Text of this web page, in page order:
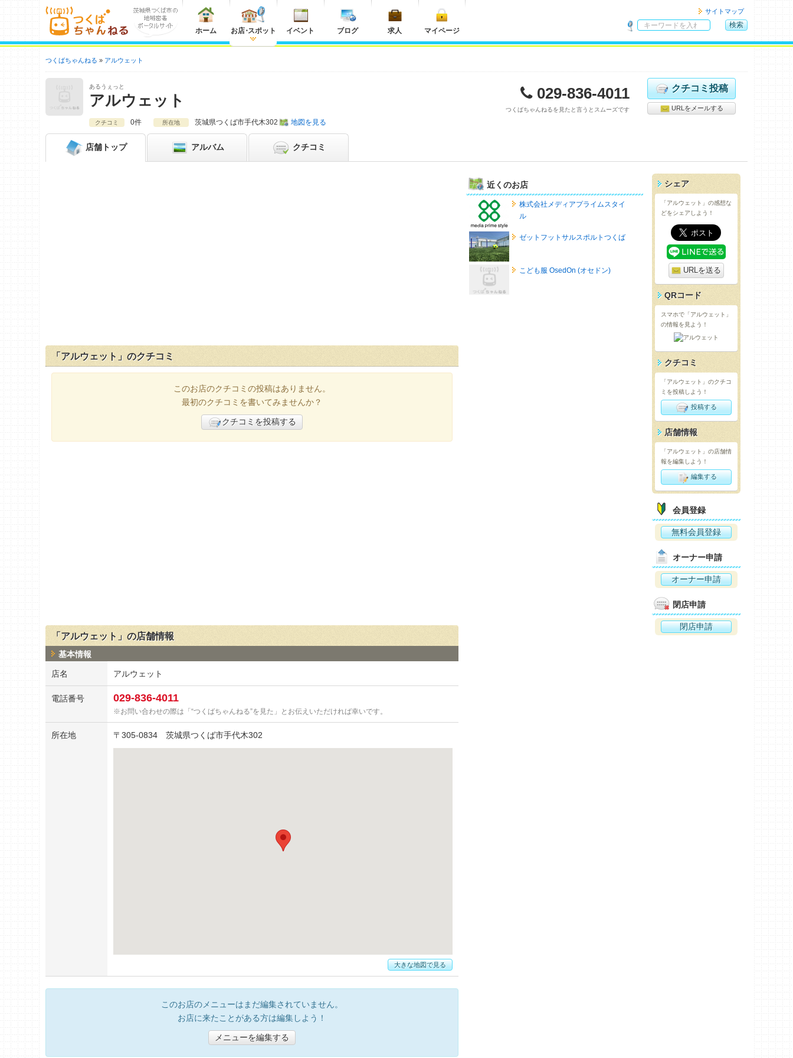
ホーム お店・スポット イベント ブログ 求人 マイページ
サイトマップ
内
索
検索
つくばちゃんねる アルウェット
あるうぇっと
アルウェット 029-836-4011
つくばちゃんねるを見たと言うとスムーズです
クチコミ投稿
URLをメールする
クチコミ 0件 所在地 茨城県つくば市手代木302 地図を見る
店舗 トップ アルバム クチコミ
「アルウェット」のクチコミ
このお店のクチコミの投稿はありません。
最初のクチコミを書いてみませんか？
クチコミを投稿する
「アルウェット」の店舗情報
基本情報
店名 アルウェット
電話番号 029-836-4011
お問い合わせの際は「“つくばちゃんねる”を見た」とお伝えいただければ幸いです。
所在地 〒 305-0834 茨城県つくば市手代木302
大きな地図で見る
このお店のメニューはまだ編集されていません。
お店に来たことがある方は編集しよう！
メニューを編集する
近くのお店
株式会社メディアプライムスタイ
ル
ゼットフットサルスポルトつくば
こども服 OsedOn (オセドン)
シェア
「アルウェット」の感想な
どをシェアしよう！
URLを送る
QRコード
スマホで「アルウェット」
の情報を見よう！
クチコミ
「アルウェット」のクチコ
ミを投稿しよう！
投稿する
店舗情報
「アルウェット」の店舗情
報を編集しよう！
編集する
会員登録
無料会員登録
オーナー申請
オーナー申請
閉店申請
閉店申請